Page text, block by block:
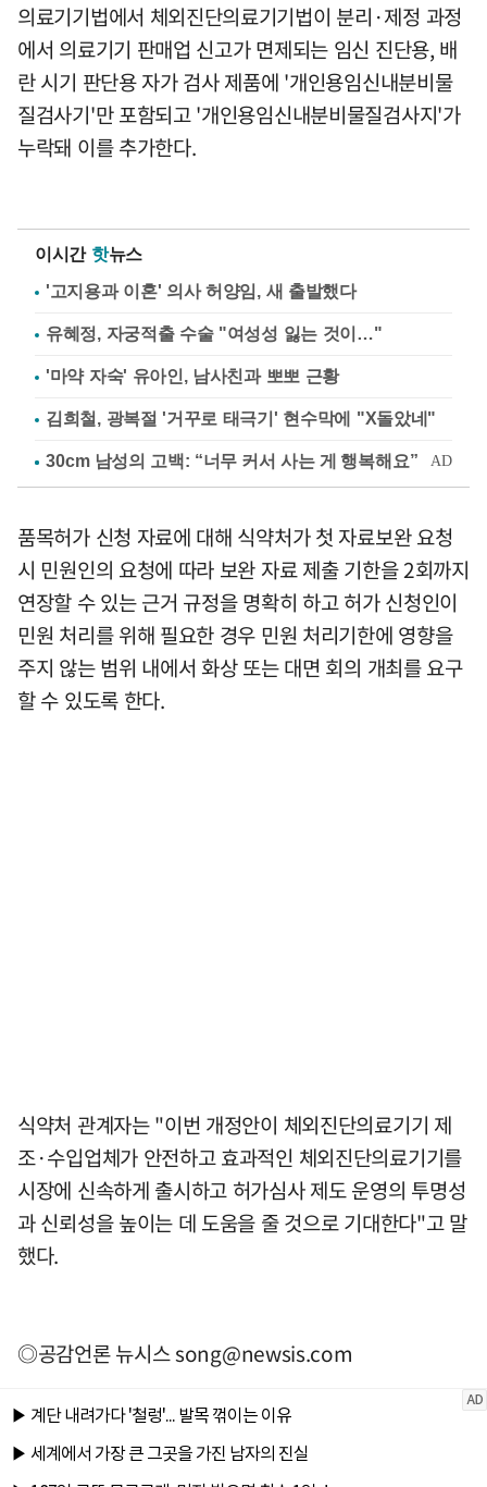
의료기기법에서 체외진단의료기기법이 분리·제정 과정
에서 의료기기 판매업 신고가 면제되는 임신 진단용, 배
란 시기 판단용 자가 검사 제품에 '개인용임신내분비물
질검사기'만 포함되고 '개인용임신내분비물질검사지'가
누락돼 이를 추가한다.
이시간 핫뉴스
'고지용과 이혼' 의사 허양임, 새 출발했다
유혜정, 자궁적출 수술 "여성성 잃는 것이…"
'마약 자숙' 유아인, 남사친과 뽀뽀 근황
김희철, 광복절 '거꾸로 태극기' 현수막에 "X돌았네"
품목허가 신청 자료에 대해 식약처가 첫 자료보완 요청
시 민원인의 요청에 따라 보완 자료 제출 기한을 2회까지
연장할 수 있는 근거 규정을 명확히 하고 허가 신청인이
민원 처리를 위해 필요한 경우 민원 처리기한에 영향을
주지 않는 범위 내에서 화상 또는 대면 회의 개최를 요구
할 수 있도록 한다.
식약처 관계자는 "이번 개정안이 체외진단의료기기 제
조·수입업체가 안전하고 효과적인 체외진단의료기기를
시장에 신속하게 출시하고 허가심사 제도 운영의 투명성
과 신뢰성을 높이는 데 도움을 줄 것으로 기대한다"고 말
했다.
◎공감언론 뉴시스song@newsis.com